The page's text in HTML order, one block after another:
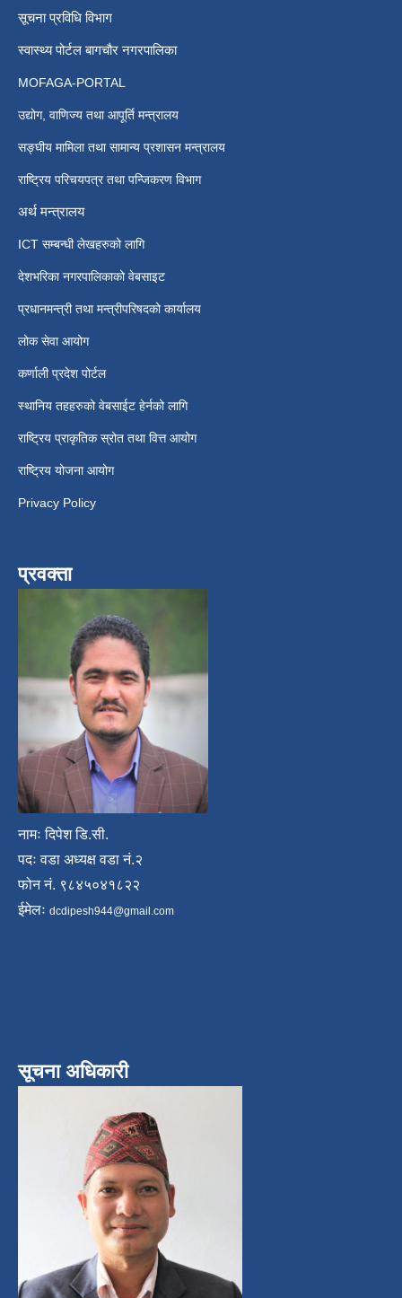
सूचना प्रविधि विभाग
स्वास्थ्य पोर्टल बागचौर नगरपालिका
MOFAGA-PORTAL
उद्योग, वाणिज्य तथा आपूर्ति मन्त्रालय
सङ्घीय मामिला तथा सामान्य प्रशासन मन्त्रालय
राष्ट्रिय परिचयपत्र तथा पन्जिकरण विभाग
अर्थ मन्त्रालय
ICT सम्बन्धी लेखहरुको लागि
देशभरिका नगरपालिकाको वेबसाइट
प्रधानमन्त्री तथा मन्त्रीपरिषदको कार्यालय
लोक सेवा आयोग
कर्णाली प्रदेश पोर्टल
स्थानिय तहहरुको वेबसाईट हेर्नको लागि
राष्ट्रिय प्राकृतिक स्रोत तथा वित्त आयोग
राष्ट्रिय योजना आयोग
Privacy Policy
प्रवक्ता
नामः दिपेश डि.सी.
पदः वडा अध्यक्ष वडा नं.२
फोन नं. ९८४५०४१८२२
ईमेलः dcdipesh944@gmail.com
सूचना अधिकारी